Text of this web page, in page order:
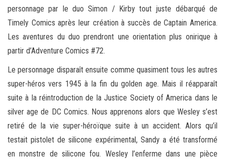
personnage par le duo Simon / Kirby tout juste débarqué de
Timely Comics après leur création à succès de Captain America.
Les aventures du duo prendront une orientation plus onirique à
partir d’Adventure Comics #72.
Le personnage disparaît ensuite comme quasiment tous les autres
super-héros vers 1945 à la fin du golden age. Mais il réapparaît
suite à la réintroduction de la Justice Society of America dans le
silver age de DC Comics. Nous apprenons alors que Wesley s’est
retiré de la vie super-héroïque suite à un accident. Alors qu’il
testait pistolet de silicone expérimental, Sandy a été transformé
en monstre de silicone fou. Wesley l’enferme dans une pièce